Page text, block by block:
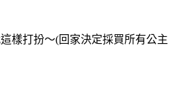
樣打扮～(回家決定採買所有公主